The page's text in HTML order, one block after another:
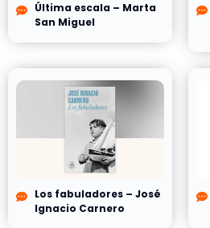
Última escala – Marta
San Miguel
Los fabuladores – José
Ignacio Carnero